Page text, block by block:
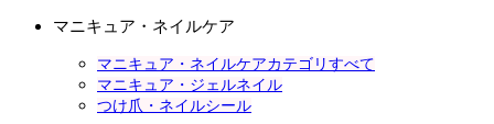
マニキュア・ネイルケア
マニキュア・ネイルケアカテゴリすべて
マニキュア・ジェルネイル
つけ爪・ネイルシール